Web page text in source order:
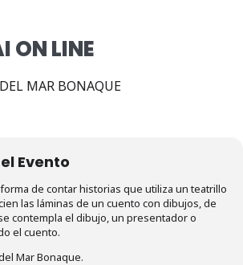
ON LINE
MAR BONAQUE
Evento
de contar historias que utiliza un teatrillo
las láminas de un cuento con dibujos, de
contempla el dibujo, un presentador o
el cuento.
Mar Bonaque.